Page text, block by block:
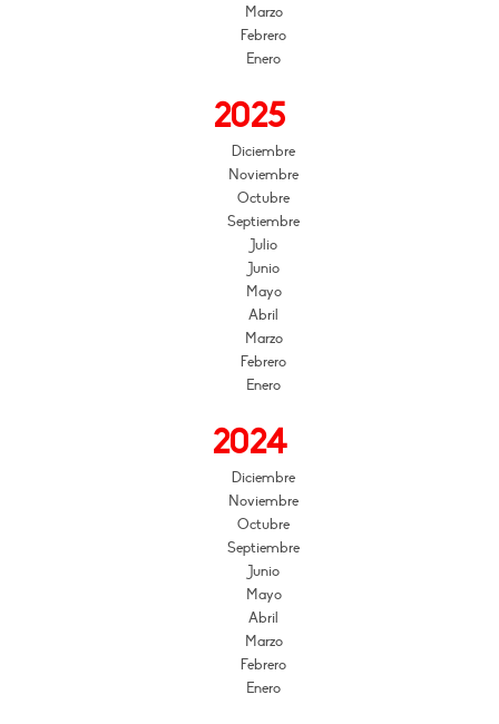
Marzo
Febrero
Enero
2025
Diciembre
Noviembre
Octubre
Septiembre
Julio
Junio
Mayo
Abril
Marzo
Febrero
Enero
2024
Diciembre
Noviembre
Octubre
Septiembre
Junio
Mayo
Abril
Marzo
Febrero
Enero